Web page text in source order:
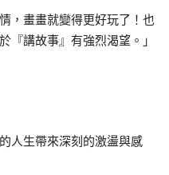
，畫畫就變得更好玩了！也
『講故事』有強烈渴望。」
人生帶來深刻的激盪與感